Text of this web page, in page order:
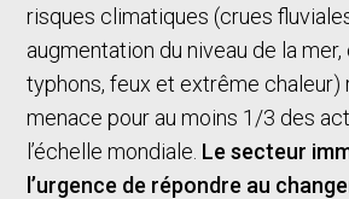
risques climatiques (crues
augmentation du niveau de la mer,
typhons, feux et extrême chaleur)
menace pour au moins 1/3 des
l’échelle mondiale. Le secteur
l’urgence de répondre au